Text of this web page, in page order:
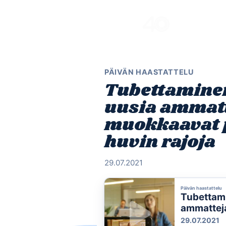
PÄIVÄN HAASTATTELU
uusia
muokkaavat
huvin rajoja
29.07.2021
Päivän haastattelu
ja huvin
29.07.2021